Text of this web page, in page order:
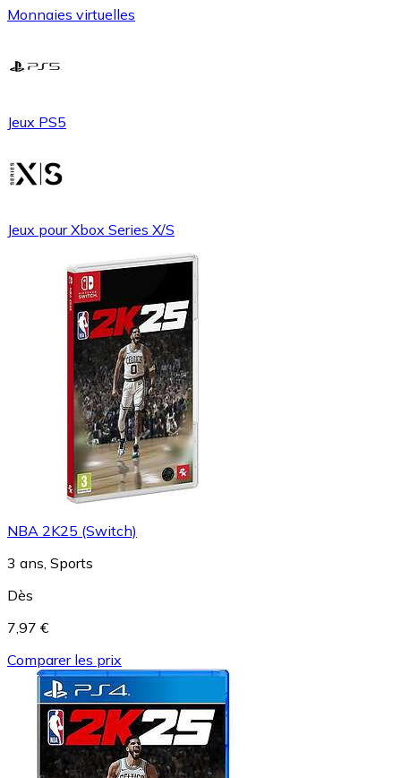
Monnaies virtuelles
Jeux PS5
Jeux pour Xbox Series X/S
NBA 2K25 (Switch)
3 ans, Sports
Dès
7,97 €
Comparer les prix